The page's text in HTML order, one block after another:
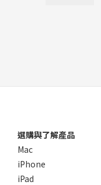
選購與了解產品
Mac
iPhone
iPad